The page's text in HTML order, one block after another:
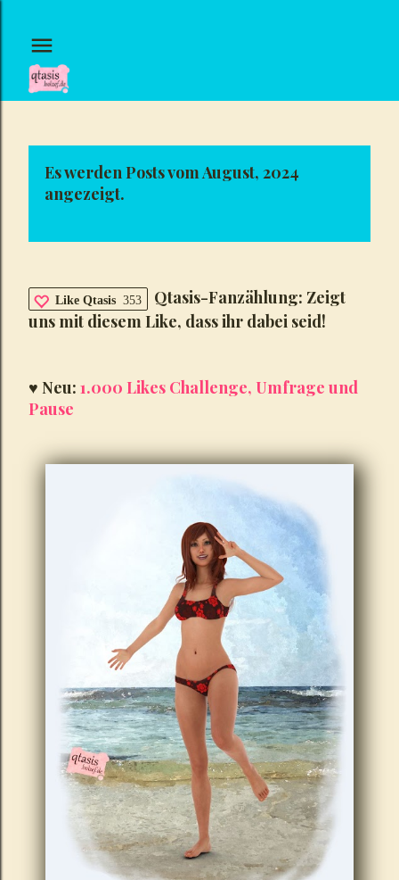
s
s
Es werden Posts vom August, 2024
angezeigt.
Like Qtasis 353
Qtasis-Fanzählung: Zeigt
uns mit diesem Like, dass ihr dabei seid!
♥ Neu: 1.000 Likes Challenge, Umfrage und
Pause